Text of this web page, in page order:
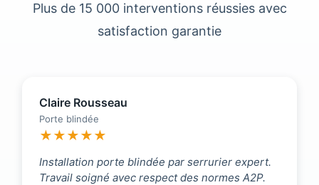
Plus de 15 000 interventions réussies avec
satisfaction garantie
Claire Rousseau
Porte blindée
★★★★★
Installation porte blindée par serrurier expert.
Travail soigné avec respect des normes A2P.